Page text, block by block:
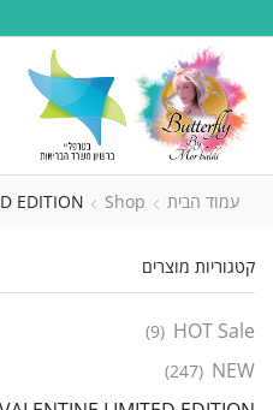
עמוד הבית Shop
EDITION
קטגוריות מוצרים
HOT Sale
(9)
NEW
(247)